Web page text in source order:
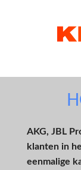
AKG, JBL
klanten in
eenmalige